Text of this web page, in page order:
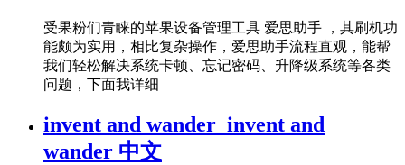
受果粉们青睐的苹果设备管理工具 爱思助手 ，其刷机功
能颇为实用，相比复杂操作，爱思助手流程直观，能帮
我们轻松解决系统卡顿、忘记密码、升降级系统等各类
问题，下面我详细
invent and wander_invent and
wander 中文